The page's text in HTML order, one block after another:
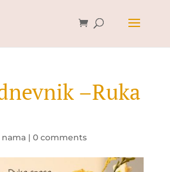
–Ruka
nama| 0 comments